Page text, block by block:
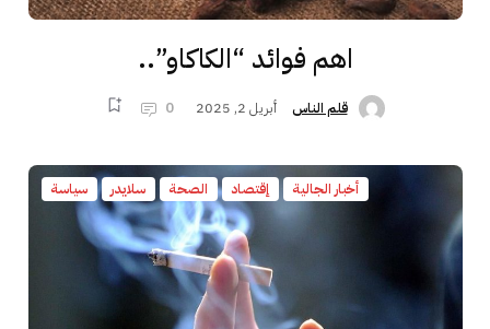
اهم فوائد “الكاكاو”..
قلم الناس أبريل 2, 2025 0
أخبار الجالية إقتصاد الصحة سلايدر سياسة